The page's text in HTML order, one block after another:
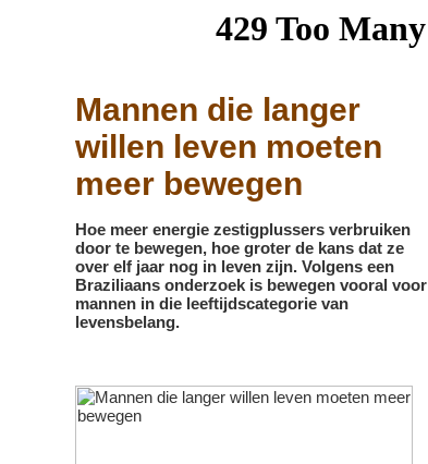
Mannen die langer
willen leven moeten
meer bewegen
Hoe meer energie zestigplussers verbruiken
door te bewegen, hoe groter de kans dat ze
over elf jaar nog in leven zijn. Volgens een
Braziliaans onderzoek is bewegen vooral voor
mannen in die leeftijdscategorie van
levensbelang.